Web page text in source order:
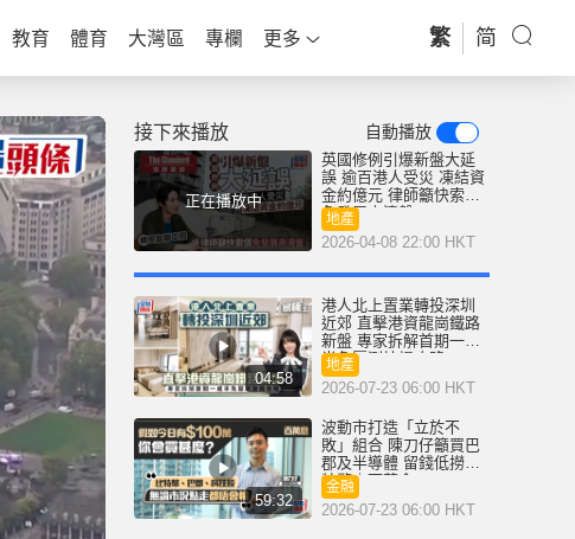
教育 體育 大灣區 專欄 更多 繁 简
接下來播放 自動播放
正在播放中
英國修例引爆新盤大延
誤 逾百港人受災 凍結資
金約億元 律師籲快索償
免發展商清盤
地產
2026-04-08 22:00 HKT
04:58
港人北上置業轉投深圳
近郊 直擊港資龍崗鐵路
新盤 專家拆解首期一成
半免壓測按揭攻略
地產
2026-07-23 06:00 HKT
59:32
波動市打造「立於不
敗」組合 陳刀仔籲買巴
郡及半導體 留錢低撈比
特幣｜百萬倉
金融
2026-07-23 06:00 HKT